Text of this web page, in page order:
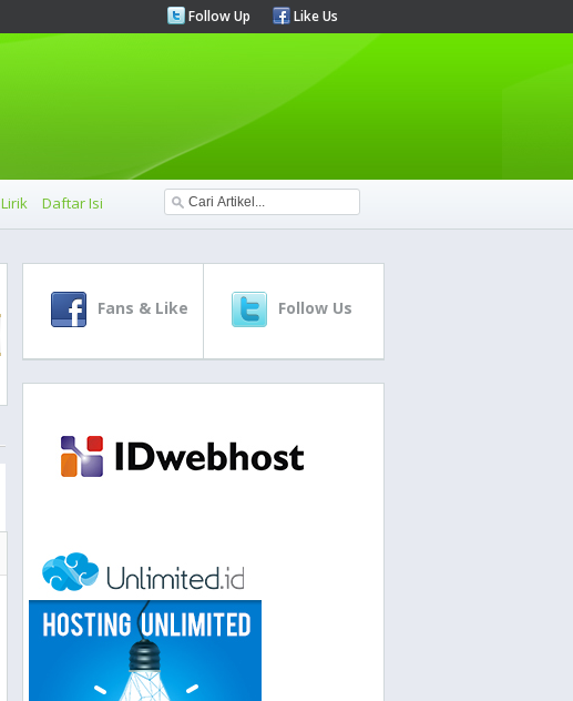
Follow Up Like Us
Lirik Daftar Isi
Fans & Like Follow Us